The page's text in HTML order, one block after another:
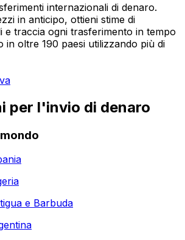
internazionali di denaro.
in anticipo, ottieni stime di
e traccia ogni trasferimento in tempo
in oltre 190 paesi utilizzando più di
per l'invio di denaro
e Barbuda